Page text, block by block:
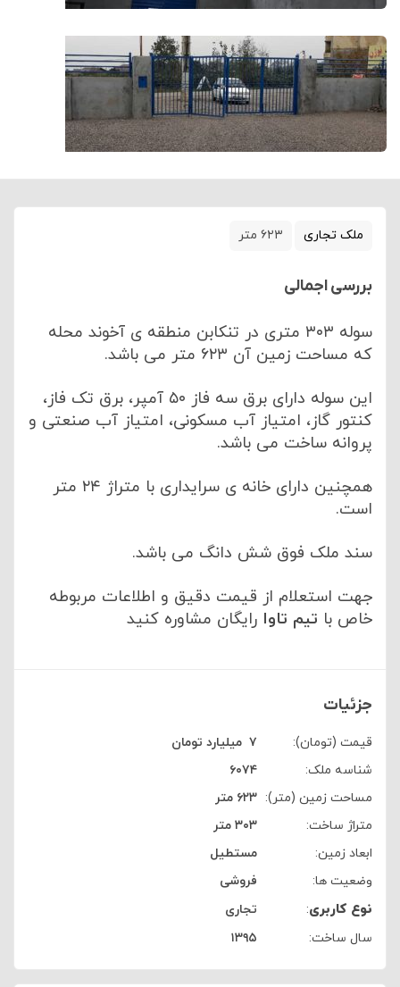
ملک تجاری ۶۲۳ متر
بررسی اجمالی
سوله ۳۰۳ متری در تنکابن منطقه ی آخوند محله
که مساحت زمین آن ۶۲۳ متر می باشد.
این سوله دارای برق سه فاز ۵۰ آمپر، برق تک فاز،
کنتور گاز، امتیاز آب مسکونی، امتیاز آب صنعتی و
پروانه ساخت می باشد.
همچنین دارای خانه ی سرایداری با متراژ ۲۴ متر
است.
سند ملک فوق شش دانگ می باشد.
جهت استعلام از قیمت دقیق و اطلاعات مربوطه
خاص با تیم تاوا رایگان مشاوره کنید
جزئیات
قیمت (تومان): ۷ ‌ ‍ ‌‌‌‌میلیارد تومان
شناسه ملک:
۶۰۷۴
مساحت زمین (متر): ۶۲۳ متر
متراژ ساخت:
۳۰۳ متر
ابعاد زمین:
مستطیل
وضعیت ها:
فروشی
نوع کاربری:
تجاری
سال ساخت:
۱۳۹۵